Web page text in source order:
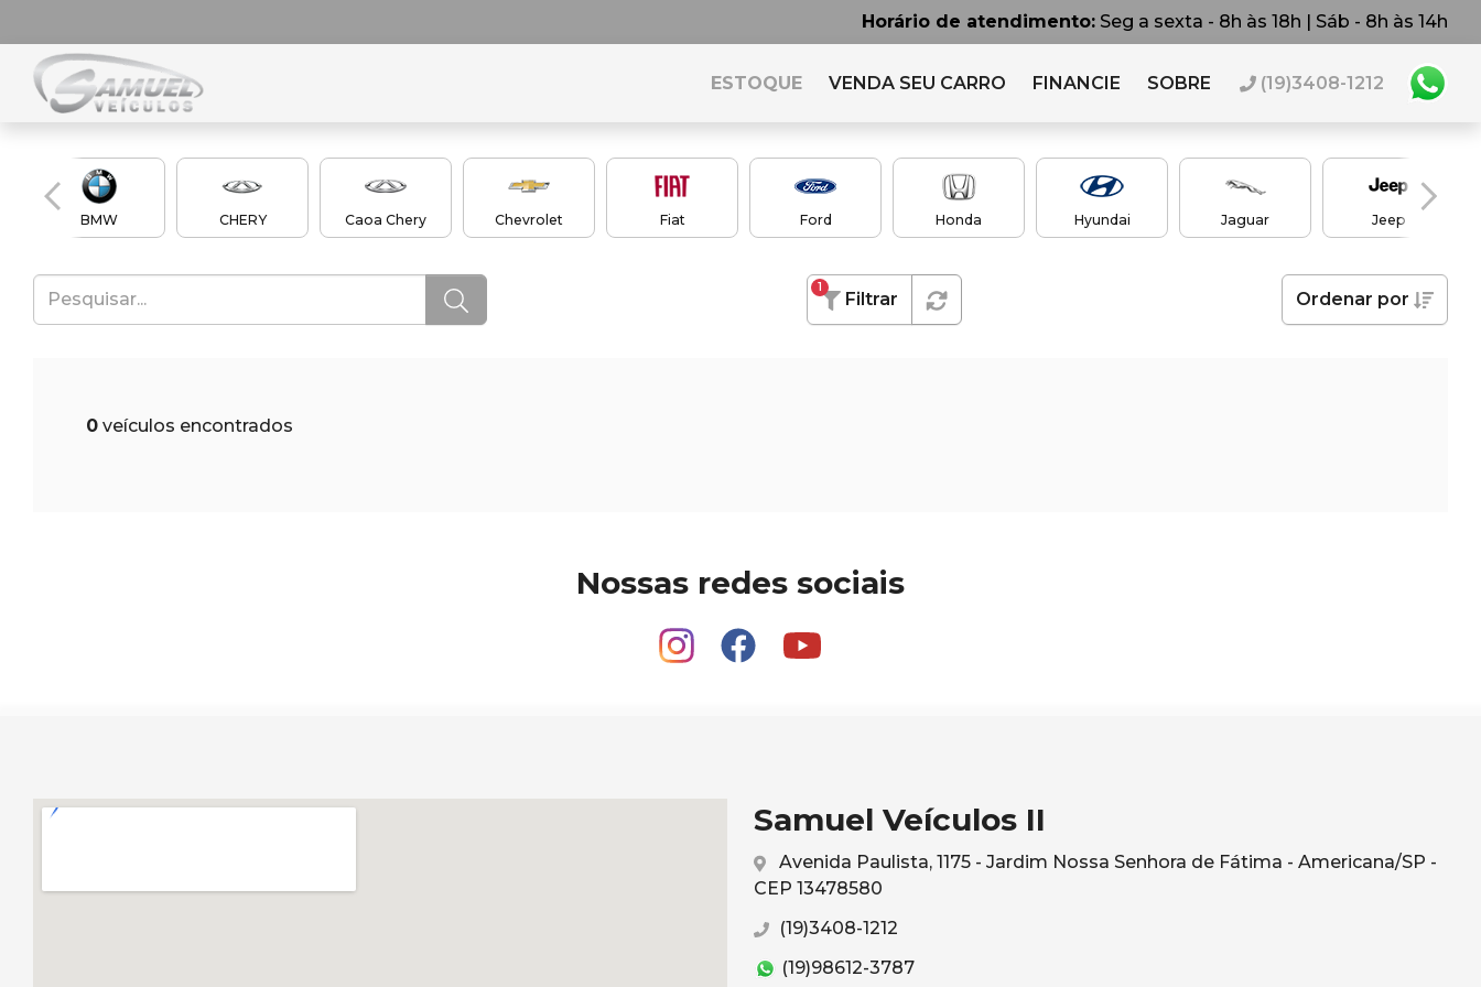
Horário de atendimento: Seg a sexta - 8h às 18h | Sáb - 8h às 14h
ESTOQUE VENDA SEU CARRO FINANCIE SOBRE (19)3408-1212
BMW CHERY Caoa Chery Chevrolet Fiat Ford Honda Hyundai Jaguar Jeep
Filtrar
1
Ordenar por
0 veículos encontrados
Nossas redes sociais
Samuel Veículos II
Avenida Paulista, 1175 - Jardim Nossa Senhora de Fátima - Americana/SP -
CEP 13478580
(19)3408-1212
(19)98612-3787